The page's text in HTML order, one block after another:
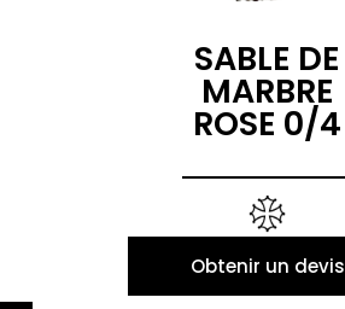
SABLE DE
MARBRE
ROSE 0/4
Obtenir un devis